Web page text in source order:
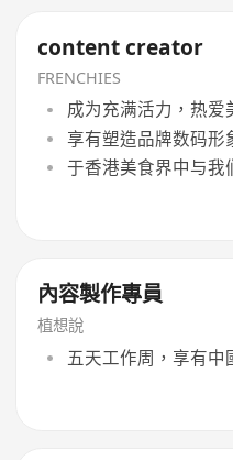
content creator
FRENCHIES
成为充满活力，热爱
享有塑造品牌数码形
于香港美食界中与我
內容製作專員
植想說
五天工作周，享有中